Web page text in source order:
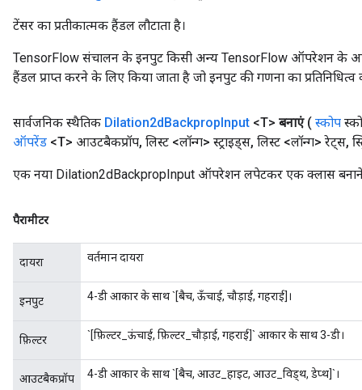
टेंसर का प्रतीकात्मक हैंडल लौटाता है।
TensorFlow संचालन के इनपुट किसी अन्य TensorFlow ऑपरेशन के
हैंडल प्राप्त करने के लिए किया जाता है जो इनपुट की गणना का प्रतिनिधित्व
सार्वजनिक स्थैतिक Dilation2dBackpropInput <T> बनाएं ( स्कोप
ऑपरेंड <T> आउटबैकप्रॉप, लिस्ट <लॉन्ग> स्ट्राइड्स, लिस्ट <लॉन्ग> रेट्स,
एक नया Dilation2dBackpropInput ऑपरेशन लपेटकर एक क्लास बनाने
पैरामीटर
दायरा वर्तमान दायरा
इनपुट 4-डी आकार के साथ `[बैच, ऊँचाई, चौड़ाई, गहराई]।
फ़िल्टर `[फ़िल्टर_ऊंचाई, फ़िल्टर_चौड़ाई, गहराई]` आकार के साथ 3-डी।
आउटबैकप्रॉप 4-डी आकार के साथ `[बैच, आउट_हाइट, आउट_विड्थ, डेप्थ]`।